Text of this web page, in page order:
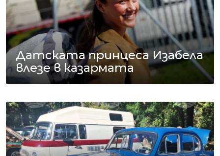
Датската принцеса Изабела
влезе в казармата